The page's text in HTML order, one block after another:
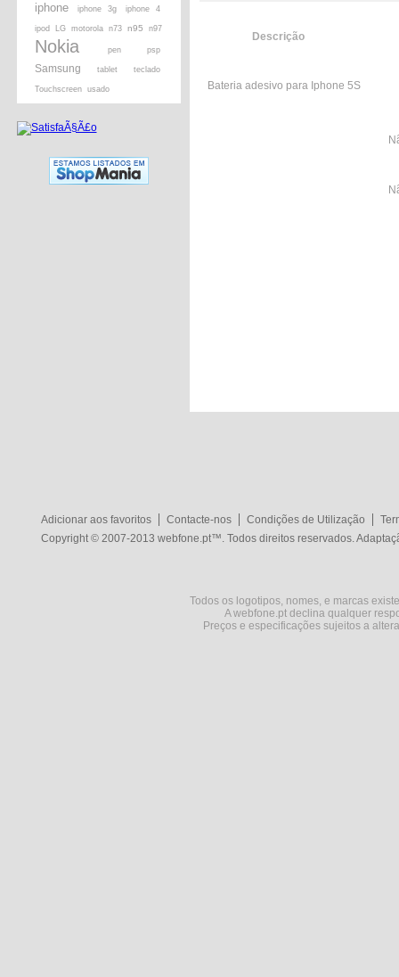
iphone iphone 3g iphone 4
ipod LG motorola n73 n95 n97
Nokia pen psp
Samsung tablet teclado
Touchscreen usado
Descrição
Bateria adesivo para Iphone 5S
Adicionar aos favoritos Contacte-nos Condições de Utilização
Copyright © 2007-2013 webfone.pt™. Todos direitos reservados.
Todos os logotipos, nomes, e marcas
A webfone.pt declina qualquer
Preços e especificações sujeitos a